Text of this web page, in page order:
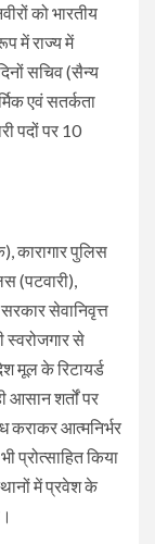
को भारतीय
में राज्य में
सचिव (सैन्य
एवं सतर्कता
पदों पर 10
कारागार पुलिस
(पटवारी),
सेवानिवृत्त
स्वरोजगार से
मूल के रिटायर्ड
आसान शर्तों पर
आत्मनिर्भर
प्रोत्साहित किया
में प्रवेश के